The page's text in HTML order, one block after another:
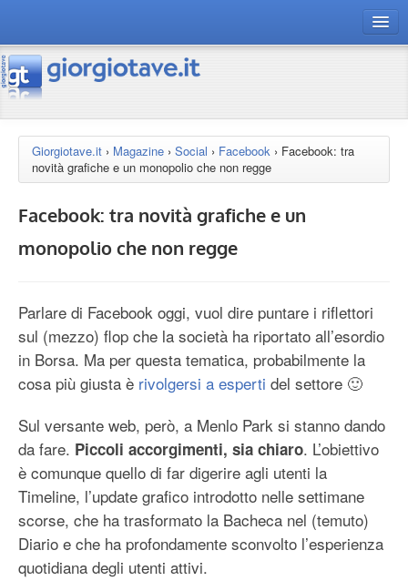
connect gt
risorse
Chi siamo
Giorgiotave.it › Magazine › Social › Facebook › Facebook: tra
novità grafiche e un monopolio che non regge
Facebook: tra novità grafiche e un
monopolio che non regge
Parlare di Facebook oggi, vuol dire puntare i riflettori
sul (mezzo) flop che la società ha riportato all’esordio
in Borsa. Ma per questa tematica, probabilmente la
cosa più giusta è rivolgersi a esperti del settore 🙂
Sul versante web, però, a Menlo Park si stanno dando
da fare. Piccoli accorgimenti, sia chiaro. L’obiettivo
è comunque quello di far digerire agli utenti la
Timeline, l’update grafico introdotto nelle settimane
scorse, che ha trasformato la Bacheca nel (temuto)
Diario e che ha profondamente sconvolto l’esperienza
quotidiana degli utenti attivi.